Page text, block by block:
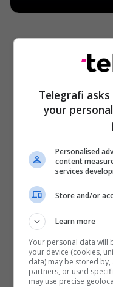
Telegrafi
your
Personalised
content
services
Store and/or
Learn more
Your personal data will
your device (cookies,
data) may be stored
partners, or used
may use precise